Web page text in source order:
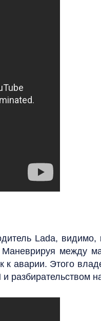
Lada, видимо,
Маневрируя между
к аварии. Этого
разбирательством